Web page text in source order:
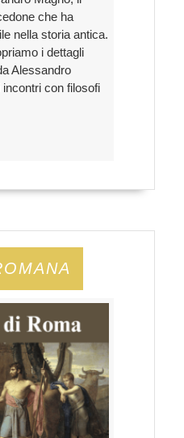
che ha
nella storia antica.
i dettagli
Alessandro
con filosofi